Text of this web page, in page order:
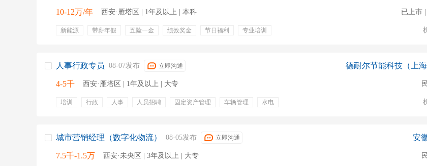
10-12万/年 西安·雁塔区 | 1年及以上 | 本科
新能源 带薪年假 五险一金 绩效奖金 节日福利
专业培训
开拓市场
已上市 |
人事行政专员 08-07发布 立即沟通
4-5千 西安·雁塔区 | 1年及以上 | 大专
培训 行政 人事 人员招聘 固定资产管理 车辆管理
水电
城市营销经理（数字化物流） 08-05发布 立即沟通
7.5千-1.5万 西安·未央区 | 3年及以上 | 大专
安